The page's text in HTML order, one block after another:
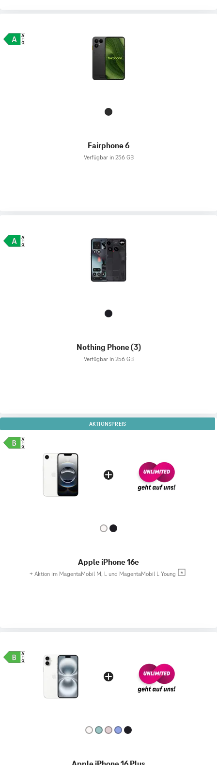
Fairphone 6
Verfügbar in 256 GB
Nothing Phone (3)
Verfügbar in 256 GB
AKTIONSPREIS
Apple iPhone 16e
+ Aktion im MagentaMobil M, L und MagentaMobil L Young